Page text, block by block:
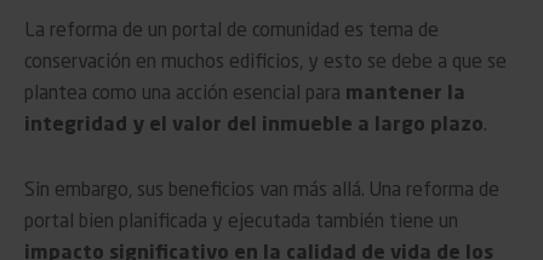
La reforma de un portal de comunidad es tema de
conservación en muchos edificios, y esto se debe a que se
plantea como una acción esencial para mantener la
integridad y el valor del inmueble a largo plazo.
Sin embargo, sus beneficios van más allá. Una reforma de
portal bien planificada y ejecutada también tiene un
impacto significativo en la calidad de vida de los